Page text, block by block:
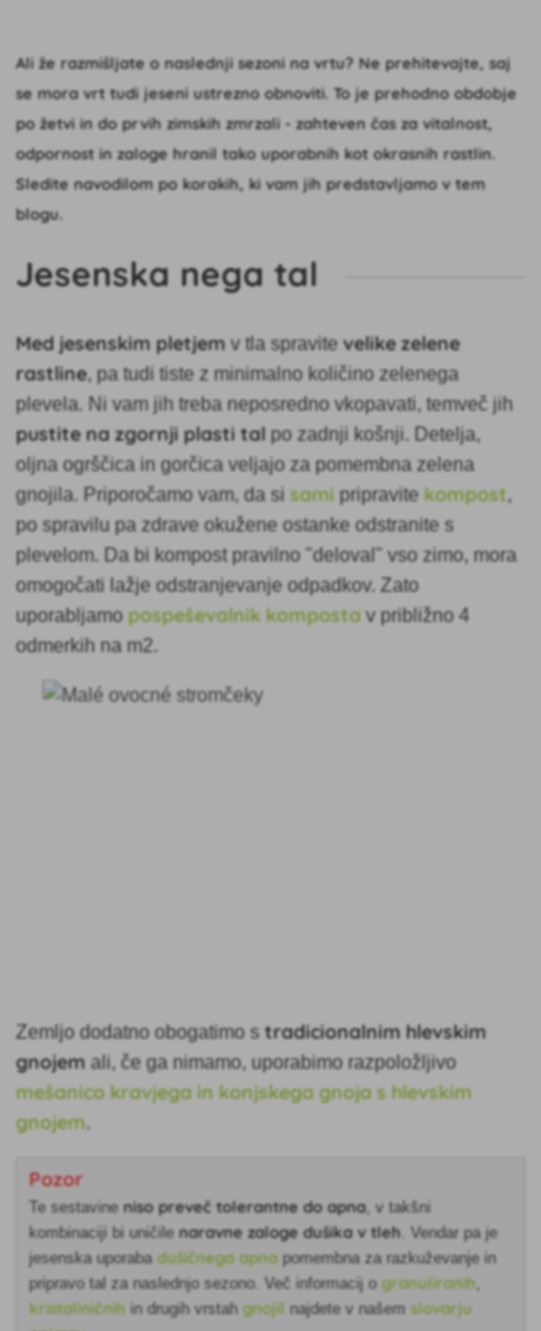
Ali že razmišljate o naslednji sezoni na vrtu? Ne prehitevajte, saj
se mora vrt tudi jeseni ustrezno obnoviti. To je prehodno obdobje
po žetvi in do prvih zimskih zmrzali - zahteven čas za vitalnost,
odpornost in zaloge hranil tako uporabnih kot okrasnih rastlin.
Sledite navodilom po korakih, ki vam jih predstavljamo v tem
blogu.
Jesenska nega tal
Med jesenskim pletjem v tla spravitevelike zelene
rastline, pa tudi tiste z minimalno količino zelenega
plevela. Ni vam jih treba neposredno vkopavati, temveč jih
pustite na zgornji plasti tal po zadnji košnji. Detelja,
oljna ogrščica in gorčica veljajo za pomembna zelena
gnojila. Priporočamo vam, da sisami pripravite kompost,
po spravilu pa zdrave okužene ostanke odstranite s
plevelom. Da bi kompost pravilno "deloval" vso zimo, mora
omogočati lažje odstranjevanje odpadkov. Zato
uporabljamopospeševalnik komposta v približno 4
odmerkih na m2.
Zemljo dodatno obogatimo stradicionalnim hlevskim
gnojem ali, če ga nimamo, uporabimo razpoložljivo
mešanico kravjega in konjskega gnoja s hlevskim
gnojem.
Pozor
Te sestavineniso preveč tolerantne do apna, v takšni
kombinaciji bi uničilenaravne zaloge dušika v tleh . Vendar pa je
jesenska uporabadušičnega apna pomembna za razkuževanje in
pripravo tal za naslednjo sezono. Več informacij ogranuliranih
kristaliničnih in drugih vrstahgnojil najdete v našemslovarju